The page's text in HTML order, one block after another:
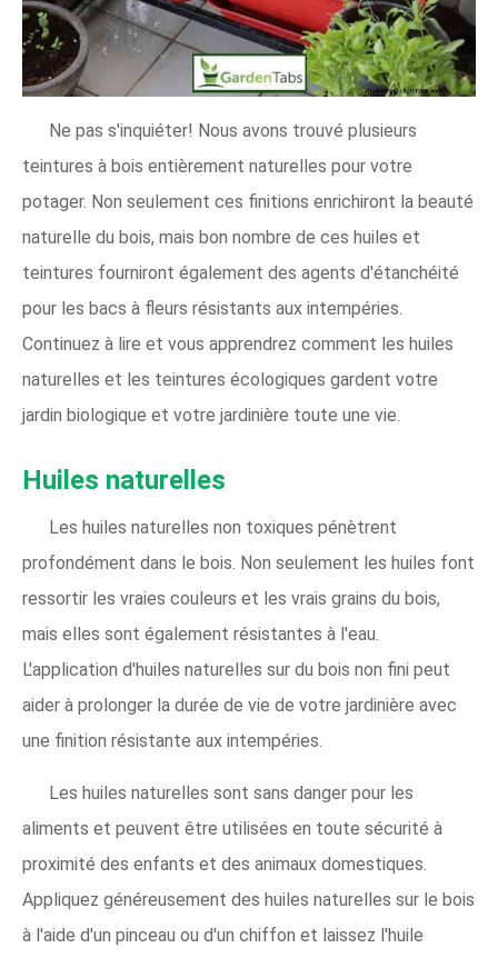
Ne pas s'inquiéter! Nous avons trouvé plusieurs
teintures à bois entièrement naturelles pour votre
potager. Non seulement ces finitions enrichiront la beauté
naturelle du bois, mais bon nombre de ces huiles et
teintures fourniront également des agents d'étanchéité
pour les bacs à fleurs résistants aux intempéries.
Continuez à lire et vous apprendrez comment les huiles
naturelles et les teintures écologiques gardent votre
jardin biologique et votre jardinière toute une vie.
Huiles naturelles
Les huiles naturelles non toxiques pénètrent
profondément dans le bois. Non seulement les huiles font
ressortir les vraies couleurs et les vrais grains du bois,
mais elles sont également résistantes à l'eau.
L'application d'huiles naturelles sur du bois non fini peut
aider à prolonger la durée de vie de votre jardinière avec
une finition résistante aux intempéries.
Les huiles naturelles sont sans danger pour les
aliments et peuvent être utilisées en toute sécurité à
proximité des enfants et des animaux domestiques.
Appliquez généreusement des huiles naturelles sur le bois
à l'aide d'un pinceau ou d'un chiffon et laissez l'huile